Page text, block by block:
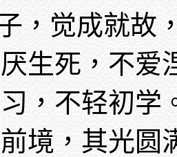
，觉成就故
生死，不爱
，不轻初学
境，其光圆